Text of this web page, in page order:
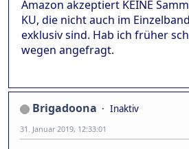
Amazon akzeptiert KEINE
KU, die nicht auch im
exklusiv sind. Hab ich früher
wegen angefragt.
Brigadoona
Inaktiv
31. Januar 2019, 12:33:01